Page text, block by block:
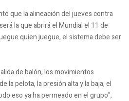
que la alineación del jueves contra
la que abrirá el Mundial el 11 de
quien juegue, el sistema debe ser
de balón, los movimientos
la pelota, la presión alta y la baja, el
eso ya ha permeado en el grupo",